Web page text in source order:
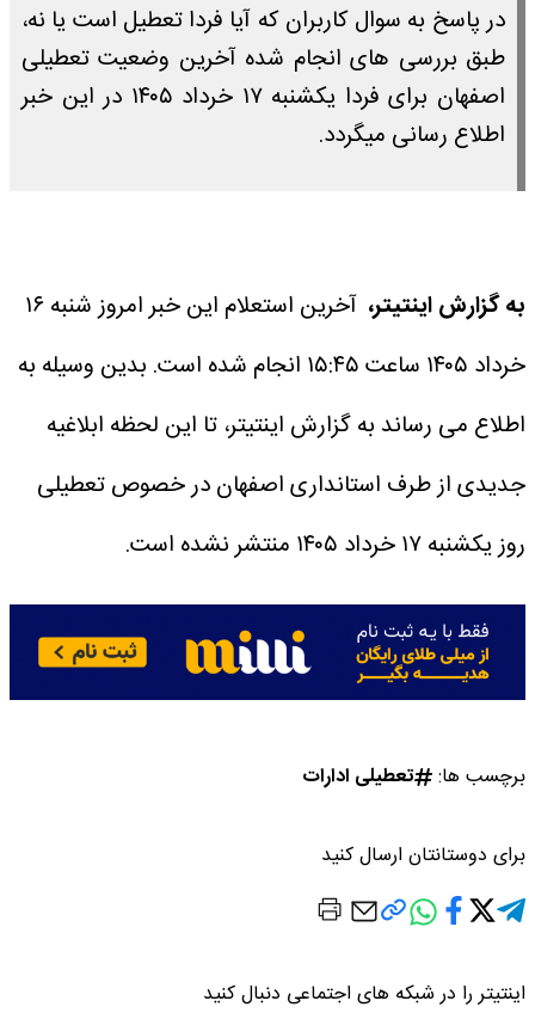
در پاسخ به سوال کاربران که آیا فردا تعطیل است یا نه،
طبق بررسی های انجام شده آخرین وضعیت تعطیلی
اصفهان برای فردا یکشنبه ۱۷ خرداد ۱۴۰۵ در این خبر
اطلاع رسانی میگردد.
به گزارش اینتیتر،
آخرین استعلام این خبر امروز شنبه ۱۶
خرداد ۱۴۰۵ ساعت ۱۵:۴۵ انجام شده است.
بدین وسیله به
اطلاع می رساند به گزارش اینتیتر، تا این لحظه ابلاغیه
جدیدی از طرف استانداری اصفهان در خصوص تعطیلی
روز یکشنبه ۱۷ خرداد ۱۴۰۵ منتشر نشده است.
برچسب ها: تعطیلی ادارات
برای دوستانتان ارسال کنید
اینتیتر را در شبکه های اجتماعی دنبال کنید